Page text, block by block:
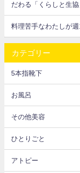
だわる「くらしと生
料理苦手なわたしが
カテゴリー
5本指靴下
お風呂
その他美容
ひとりごと
アトピー